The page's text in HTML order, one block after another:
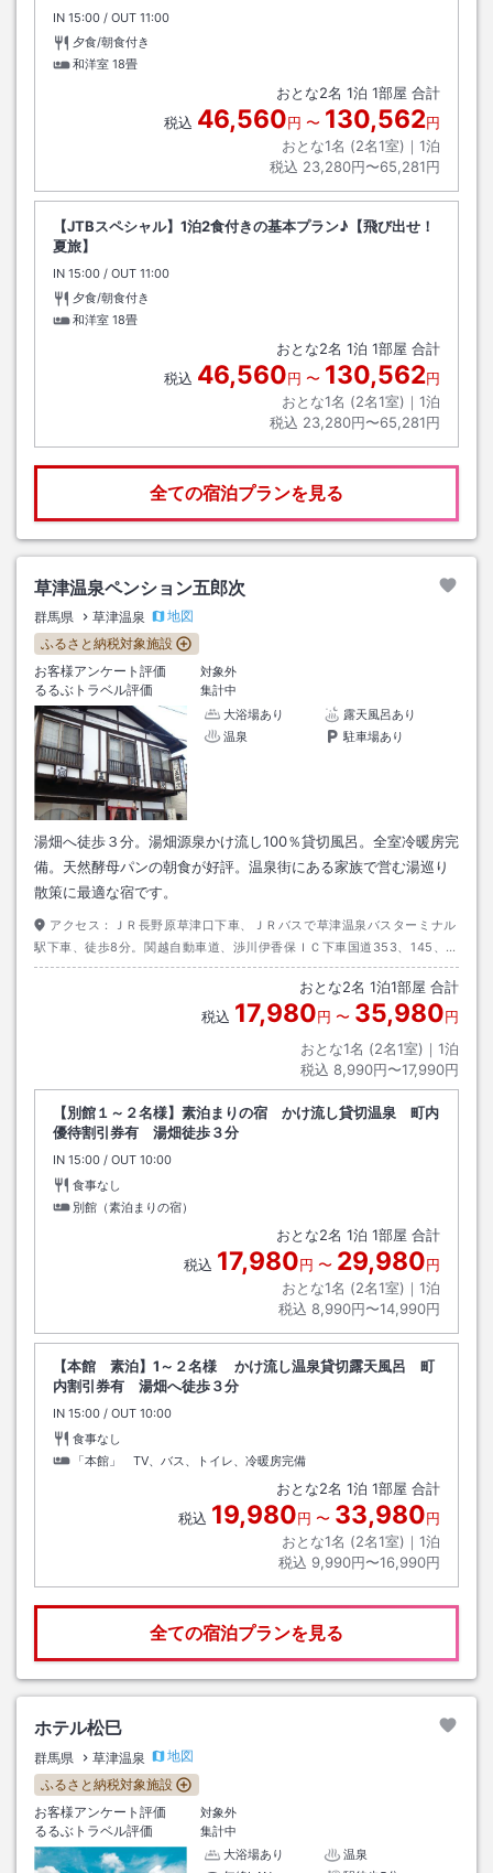
IN チェックイン
15:00 / OUT チェックアウト
11:00
夕食/朝食付き
和洋室 18畳
おとな2名 1泊 1部屋 合計
税込 46,560円 〜 130,562円
おとな1名 (2名1室)｜ 1泊
税込 23,280円〜65,281円
【JTBスペシャル】1泊2食付きの基本プラン♪【飛び出せ！
夏旅】
IN チェックイン
15:00 / OUT チェックアウト
11:00
夕食/朝食付き
和洋室 18畳
おとな2名 1泊 1部屋 合計
税込 46,560円 〜 130,562円
おとな1名 (2名1室)｜ 1泊
税込 23,280円〜65,281円
全ての宿泊プランを見る
草津温泉ペンション五郎次
群馬県 草津温泉
地図
ふるさと納税対象施設
お客様アンケート評価
対象外
るるぶトラベル評価
集計中
大浴場あり
露天風呂あり
温泉
駐車場あり
湯畑へ徒歩３分。湯畑源泉かけ流し100％貸切風呂。全室冷暖房完
備。天然酵母パンの朝食が好評。温泉街にある家族で営む湯巡り
散策に最適な宿です。
アクセス：
ＪＲ長野原草津口下車、ＪＲバスで草津温泉バスターミナル
駅下車、徒歩8分。関越自動車道、渉川伊香保ＩＣ下車国道353、145、
292号を経て90分。長野自動車碓氷軽井沢IC下車国道146、145、292号
おとな2名 1泊1部屋 合計
税込 17,980円 〜 35,980円
おとな1名 (2名1室)｜ 1泊
税込 8,990円〜17,990円
【別館１～２名様】素泊まりの宿 かけ流し貸切温泉 町内
優待割引券有 湯畑徒歩３分
IN チェックイン
15:00 / OUT チェックアウト
10:00
食事なし
別館（素泊まりの宿）
おとな2名 1泊 1部屋 合計
税込 17,980円 〜 29,980円
おとな1名 (2名1室)｜ 1泊
税込 8,990円〜14,990円
【本館 素泊】1～２名様 かけ流し温泉貸切露天風呂 町
内割引券有 湯畑へ徒歩３分
IN チェックイン
15:00 / OUT チェックアウト
10:00
食事なし
「本館」 TV、バス、トイレ、冷暖房完備
おとな2名 1泊 1部屋 合計
税込 19,980円 〜 33,980円
おとな1名 (2名1室)｜ 1泊
税込 9,990円〜16,990円
全ての宿泊プランを見る
ホテル松巳
群馬県 草津温泉
地図
ふるさと納税対象施設
お客様アンケート評価
対象外
るるぶトラベル評価
集計中
大浴場あり
温泉